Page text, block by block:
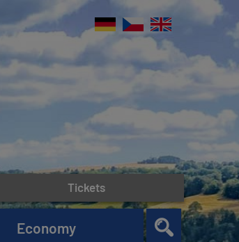
Economy
Tickets